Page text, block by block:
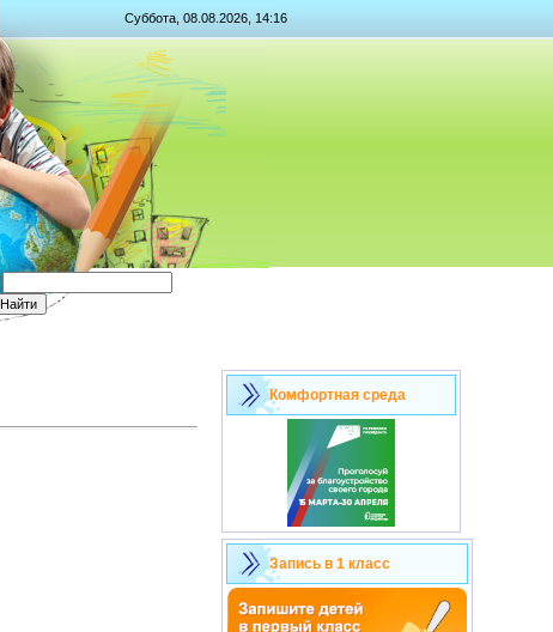
Суббота, 08.08.2026, 14:16
Комфортная среда
Запись в 1 класс